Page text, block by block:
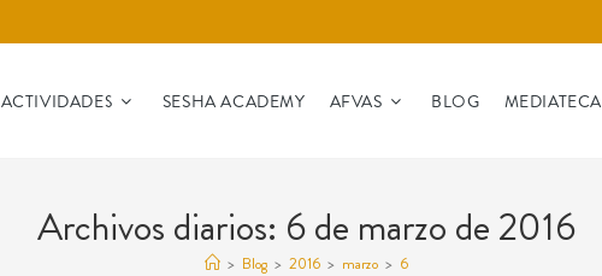
ACTIVIDADES SESHA ACADEMY AFVAS BLOG MEDIATECA
Archivos diarios: 6 de marzo de 2016
> Blog > 2016 > marzo > 6